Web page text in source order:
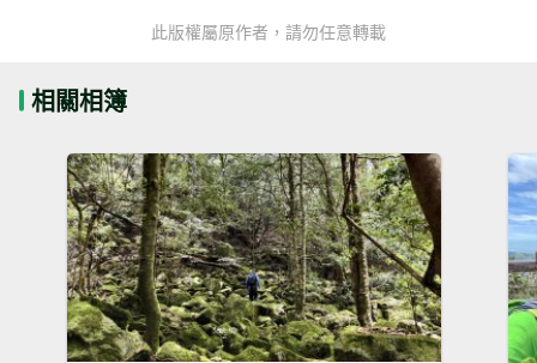
此版權屬原作者，請勿任意轉載
相關相簿